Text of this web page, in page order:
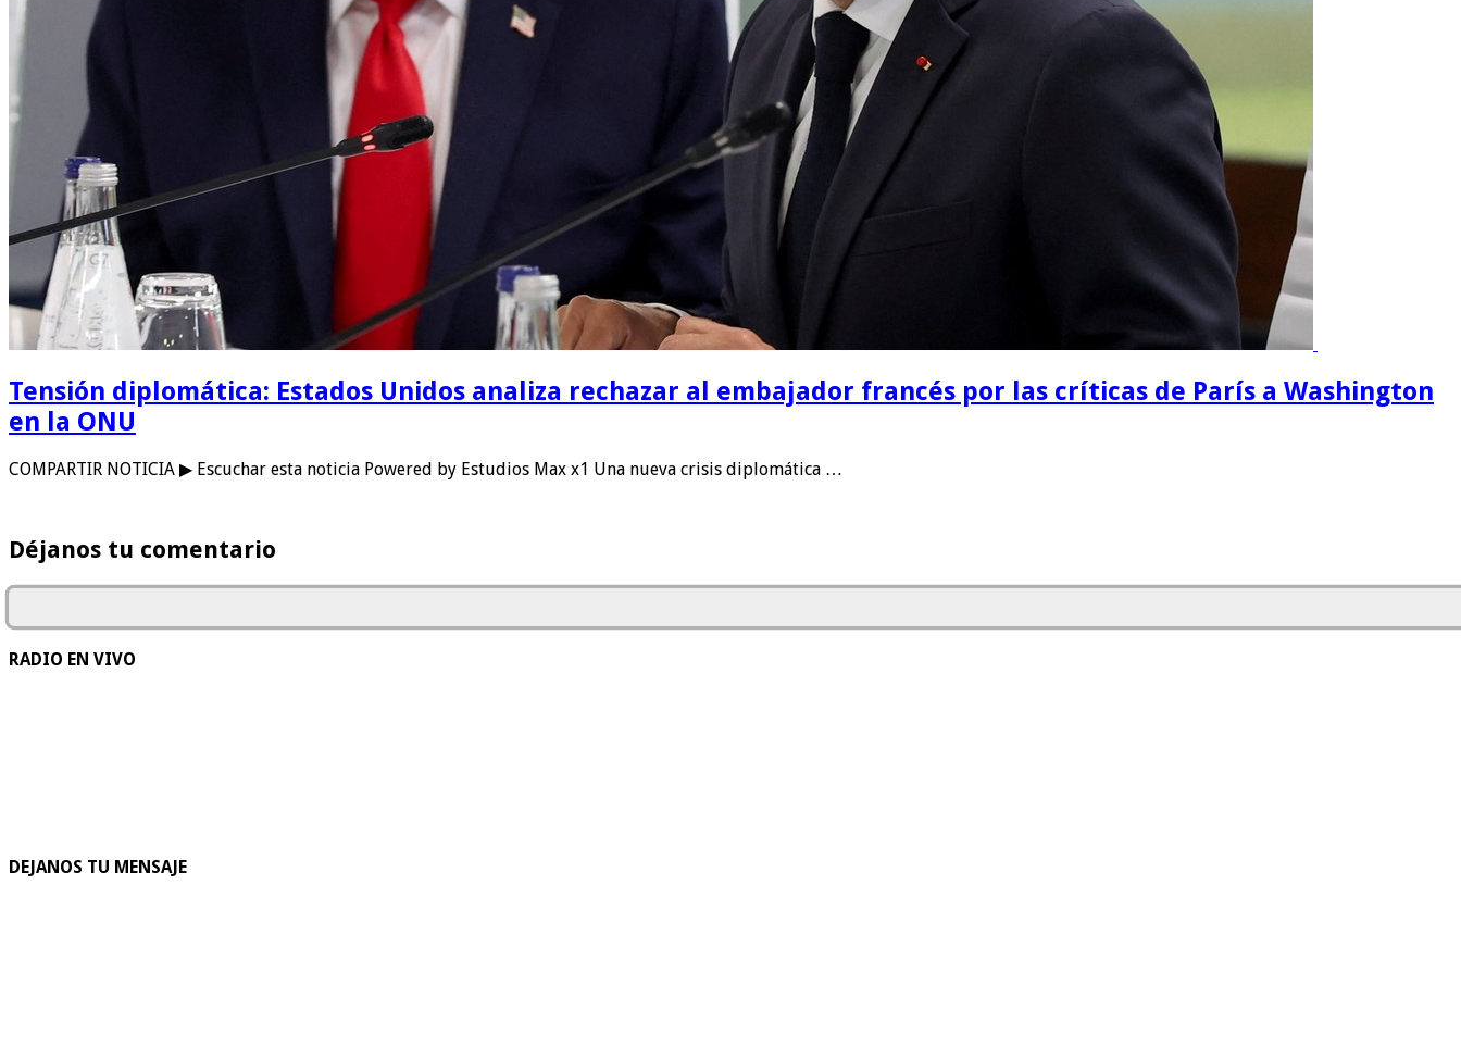
Tensión diplomática: Estados Unidos analiza rechazar al embajador francés por las críticas de París a Washington
en la ONU
COMPARTIR NOTICIA ▶ Escuchar esta noticia Powered by Estudios Max x1 Una nueva crisis diplomática …
Déjanos tu comentario
RADIO EN VIVO
DEJANOS TU MENSAJE